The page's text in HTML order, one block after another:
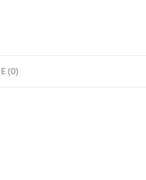
(0)